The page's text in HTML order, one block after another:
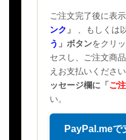
ご注文完了後に表
ンク 」 、もしくは
う 」ボタンをクリ
セスし、ご注文商
えお支払いください
ッセージ欄に 「ご
い。
PayPal.meで